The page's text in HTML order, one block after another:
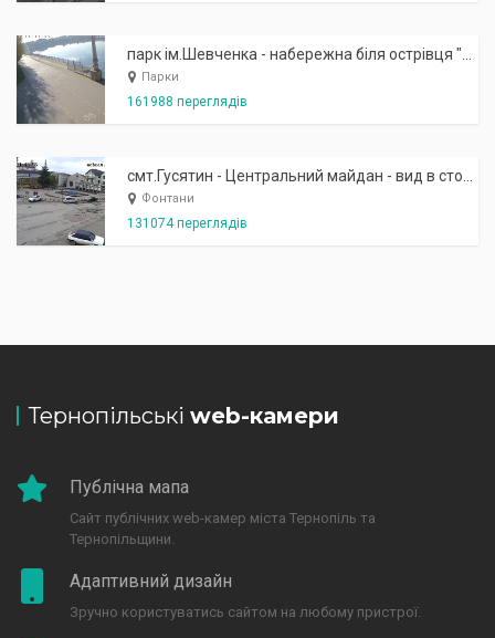
парк ім.Шевченка - набережна біля острівця "Закоханих"
Парки
161988 переглядів
смт.Гусятин - Центральний майдан - вид в сторону фонтану
Фонтани
131074 переглядів
Тернопільські web-камери
Публічна мапа
Сайт публічних web-камер міста Тернопіль та
Тернопільщини.
Адаптивний дизайн
Зручно користуватись сайтом на любому пристрої.